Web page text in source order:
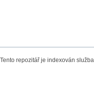
Tento repozitář je indexován